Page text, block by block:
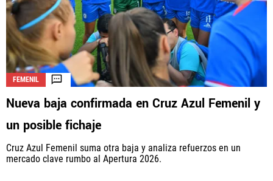
FEMENIL
Nueva baja confirmada en Cruz Azul Femenil y
un posible fichaje
Cruz Azul Femenil suma otra baja y analiza refuerzos en un
mercado clave rumbo al Apertura 2026.